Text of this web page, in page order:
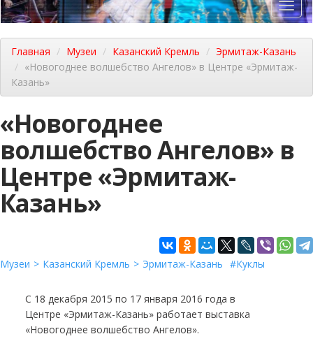
Главная Музеи Казанский Кремль
Эрмитаж-Казань
«Новогоднее волшебство Ангелов» в Центре «Эрмитаж-
Казань»
«Новогоднее
волшебство Ангелов» в
Центре «Эрмитаж-
Казань»
Музеи Казанский Кремль Эрмитаж-Казань Куклы
С 18 декабря 2015 по 17 января 2016 года в
Центре «Эрмитаж-Казань» работает выставка
«Новогоднее волшебство Ангелов».